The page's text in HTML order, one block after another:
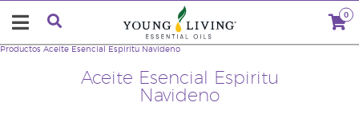
0
Aceite Esencial Espiritu
Navideno
Productos Aceite Esencial Espiritu Navideno